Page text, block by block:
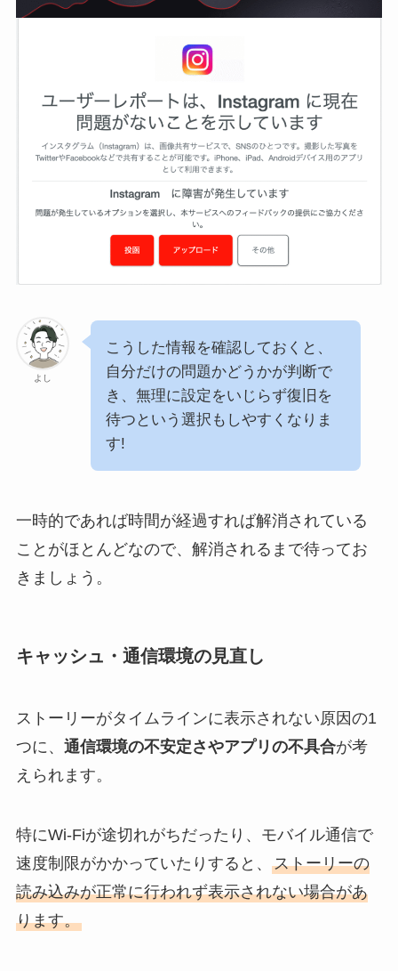
よし
こうした情報を確認しておくと、
自分だけの問題かどうかが判断で
き、無理に設定をいじらず復旧を
待つという選択もしやすくなりま
す!
一時的であれば時間が経過すれば解消されている
ことがほとんどなので、解消されるまで待ってお
きましょう。
キャッシュ・通信環境の見直し
ストーリーがタイムラインに表示されない原因の1
つに、 通信環境の不安定さやアプリの不具合が考
えられます。
特にWi-Fiが途切れがちだったり、モバイル通信で
速度制限がかかっていたりすると、 ストーリーの
読み込みが正常に行われず表示されない場合があ
ります。